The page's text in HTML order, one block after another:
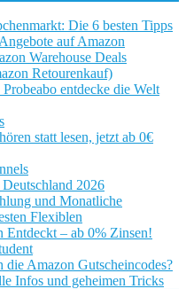
Die 6 besten Tipps
auf Amazon
Warehouse Deals
Retourenkauf)
entdecke die Welt
statt lesen, jetzt ab 0€
2026
und Monatliche
Flexiblen
Entdeckt – ab 0% Zinsen!
die Amazon Gutscheincodes?
Infos und geheimen Tricks